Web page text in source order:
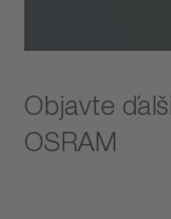
Objavte
OSRAM